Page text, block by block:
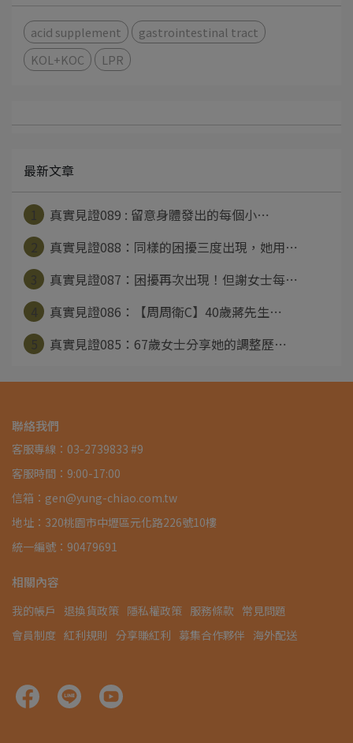
acid supplement
gastrointestinal tract
KOL+KOC
LPR
最新文章
真實見證089 : 留意身體發出的每個小⋯
真實見證088：同樣的困擾三度出現，她用⋯
真實見證087：困擾再次出現！但謝女士每⋯
真實見證086：【周周衛C】40歲蔣先生⋯
真實見證085：67歲女士分享她的調整歷⋯
聯絡我們
客服專線：03-2739833 #9
客服時間：9:00-17:00
信箱：gen@yung-chiao.com.tw
地址：320桃園市中壢區元化路226號10樓
統一編號：90479691
相關內容
我的帳戶 退換貨政策 隱私權政策 服務條款 常見問題
會員制度 紅利規則 分享賺紅利 募集合作夥伴 海外配送